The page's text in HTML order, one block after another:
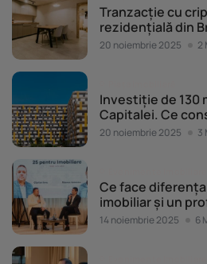
Tranzacție cu
rezidențială din
20 noiembrie 2025 2
Investiție de 130
Capitalei. Ce
20 noiembrie 2025 3
Ce face
imobiliar și un
14 noiembrie 2025 6